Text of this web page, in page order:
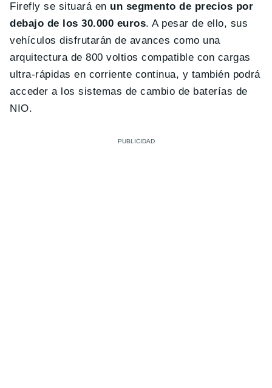
Firefly se situará en un segmento de precios por
debajo de los 30.000 euros. A pesar de ello, sus
vehículos disfrutarán de avances como una
arquitectura de 800 voltios compatible con cargas
ultra-rápidas en corriente continua, y también podrá
acceder a los sistemas de cambio de baterías de
NIO.